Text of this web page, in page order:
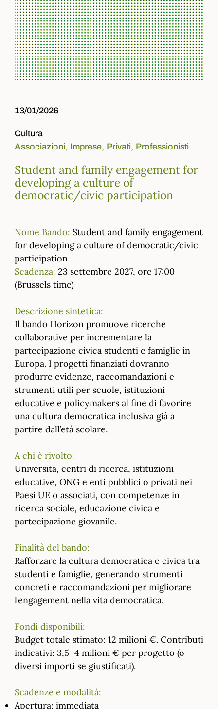
13/01/2026
Cultura
Associazioni, Imprese, Privati, Professionisti
Student and family engagement for
developing a culture of
democratic/civic participation
Nome Bando: Student and family engagement
for developing a culture of democratic/civic
participation
Scadenza: 23 settembre 2027, ore 17:00
(Brussels time)
Descrizione sintetica:
Il bando Horizon promuove ricerche
collaborative per incrementare la
partecipazione civica studenti e famiglie in
Europa. I progetti finanziati dovranno
produrre evidenze, raccomandazioni e
strumenti utili per scuole, istituzioni
educative e policymakers al fine di favorire
una cultura democratica inclusiva già a
partire dall’età scolare.
A chi è rivolto:
Università, centri di ricerca, istituzioni
educative, ONG e enti pubblici o privati nei
Paesi UE o associati, con competenze in
ricerca sociale, educazione civica e
partecipazione giovanile.
Finalità del bando:
Rafforzare la cultura democratica e civica tra
studenti e famiglie, generando strumenti
concreti e raccomandazioni per migliorare
l’engagement nella vita democratica.
Fondi disponibili:
Budget totale stimato: 12 milioni €. Contributi
indicativi: 3,5–4 milioni € per progetto (o
diversi importi se giustificati).
Scadenze e modalità:
Apertura: immediata